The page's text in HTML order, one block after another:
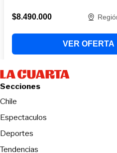
Secciones
Chile
Espectaculos
Deportes
Tendencias